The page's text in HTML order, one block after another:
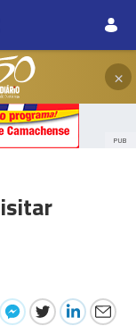
×
PUB